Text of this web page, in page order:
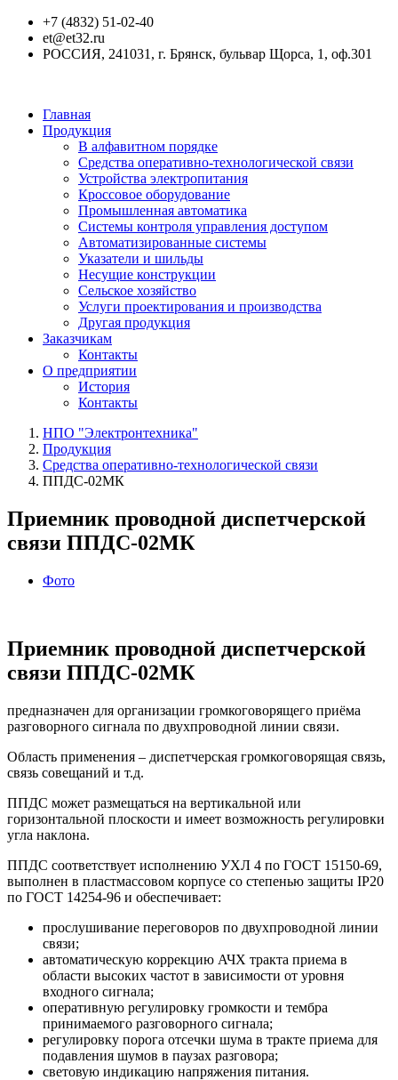
+7 (4832) 51-02-40
et@et32.ru
РОССИЯ, 241031, г. Брянск, бульвар Щорса, 1, оф.301
Главная
Продукция
В алфавитном порядке
Средства оперативно-технологической связи
Устройства электропитания
Кроссовое оборудование
Промышленная автоматика
Системы контроля управления доступом
Автоматизированные системы
Указатели и шильды
Несущие конструкции
Сельское хозяйство
Услуги проектирования и производства
Другая продукция
Заказчикам
Контакты
О предприятии
История
Контакты
НПО "Электронтехника"
Продукция
Средства оперативно-технологической связи
ППДС-02МК
Приемник проводной диспетчерской
связи ППДС-02МК
Фото
Приемник проводной диспетчерской
связи ППДС-02МК
предназначен для организации громкоговорящего приёма
разговорного сигнала по двухпроводной линии связи.
Область применения – диспетчерская громкоговорящая связь,
связь совещаний и т.д.
ППДС может размещаться на вертикальной или
горизонтальной плоскости и имеет возможность регулировки
угла наклона.
ППДС соответствует исполнению УХЛ 4 по ГОСТ 15150-69,
выполнен в пластмассовом корпусе со степенью защиты IP20
по ГОСТ 14254-96 и обеспечивает:
прослушивание переговоров по двухпроводной линии
связи;
автоматическую коррекцию АЧХ тракта приема в
области высоких частот в зависимости от уровня
входного сигнала;
оперативную регулировку громкости и тембра
принимаемого разговорного сигнала;
регулировку порога отсечки шума в тракте приема для
подавления шумов в паузах разговора;
световую индикацию напряжения питания.